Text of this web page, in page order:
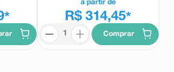
*
a partir de
R$ 314,45*
Comprar